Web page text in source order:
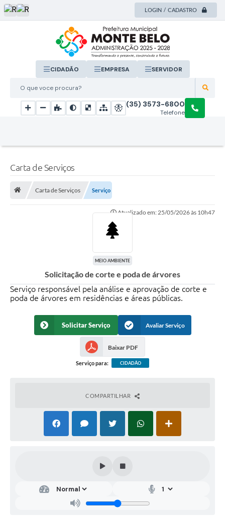
LOGIN / CADASTRO
O que voce procura?
CIDADÃO EMPRESA SERVIDOR
Telefone
(35) 3573-6800
Carta de Serviços
Carta de Serviços Serviço
Atualizado em: 25/05/2026 às 10h47
MEIO AMBIENTE
Solicitação de corte e poda de árvores
Serviço responsável pela análise e aprovação de corte e
poda de árvores em residências e áreas públicas.
Solicitar Serviço Avaliar Serviço
Baixar PDF
Serviço para: CIDADÃO
COMPARTILHAR